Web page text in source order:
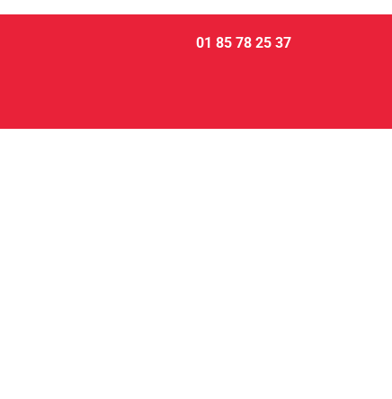
01 85 78 25 37